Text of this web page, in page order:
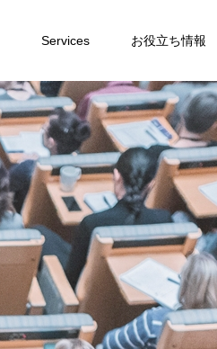
Services お役立ち情報